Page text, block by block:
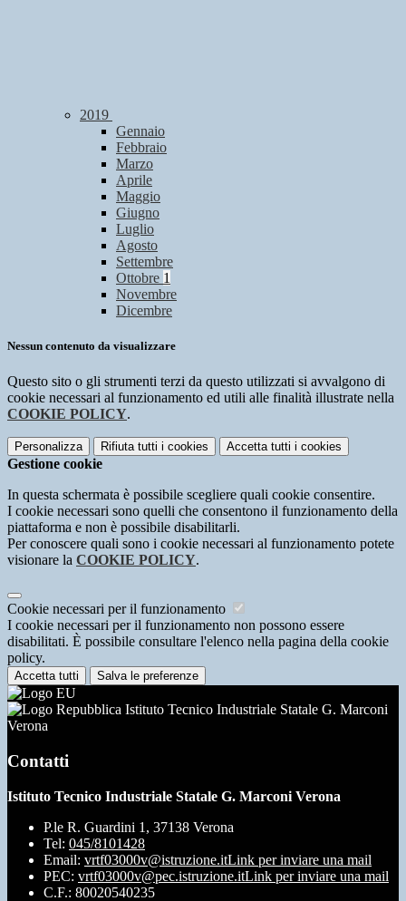
2019
Gennaio
Febbraio
Marzo
Aprile
Maggio
Giugno
Luglio
Agosto
Settembre
Ottobre 1
Novembre
Dicembre
Nessun contenuto da visualizzare
Questo sito o gli strumenti terzi da questo utilizzati si avvalgono di
cookie necessari al funzionamento ed utili alle finalità illustrate nella
COOKIE POLICY.
Personalizza Rifiuta tutti i cookies Accetta tutti i cookies
Gestione cookie
In questa schermata è possibile scegliere quali cookie consentire.
I cookie necessari sono quelli che consentono il funzionamento della
piattaforma e non è possibile disabilitarli.
Per conoscere quali sono i cookie necessari al funzionamento potete
visionare la COOKIE POLICY.
Cookie necessari per il funzionamento
I cookie necessari per il funzionamento non possono essere
disabilitati. È possibile consultare l'elenco nella pagina della cookie
policy.
Accetta tutti Salva le preferenze
Istituto Tecnico Industriale Statale G. Marconi
Verona
Contatti
Istituto Tecnico Industriale Statale G. Marconi Verona
P.le R. Guardini 1, 37138 Verona
Tel: 045/8101428
Email: vrtf03000v@istruzione.itLink per inviare una mail
PEC: vrtf03000v@pec.istruzione.itLink per inviare una mail
C.F.: 80020540235